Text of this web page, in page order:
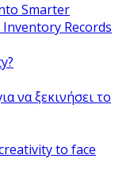
Smarter
Inventory Records
να ξεκινήσει το
to face